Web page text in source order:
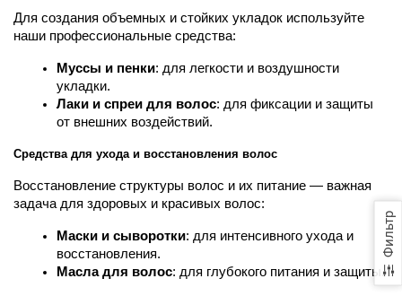
Фильтр
Для создания объемных и стойких укладок используйте
наши профессиональные средства:
Муссы и пенки: для легкости и воздушности
укладки.
Лаки и спреи для волос: для фиксации и защиты
от внешних воздействий.
Средства для ухода и восстановления волос
Восстановление структуры волос и их питание — важная
задача для здоровых и красивых волос:
Маски и сыворотки: для интенсивного ухода и
восстановления.
Масла для волос: для глубокого питания и защиты.